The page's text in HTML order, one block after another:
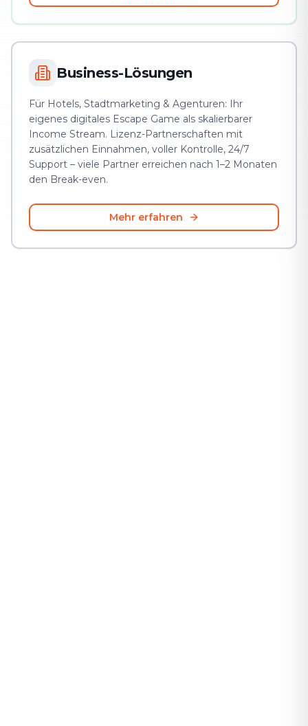
Business-Lösungen
Für Hotels, Stadtmarketing & Agenturen: Ihr
eigenes digitales Escape Game als skalierbarer
Income Stream. Lizenz-Partnerschaften mit
zusätzlichen Einnahmen, voller Kontrolle, 24/7
Support – viele Partner erreichen nach 1–2 Monaten
den Break-even.
Mehr erfahren